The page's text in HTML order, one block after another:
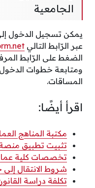
الجامعية
يمكن تسجيل الدخول
عبر الرّابط التالي
الضغط على الرّابط
ومتابعة خطوات
المساقات.
اقرأ أيضًا:
مكتبة المناهج
تثبيت تطبيق منصة
تخصصات كلية عمان
شروط الانتقال إلى
تكلفة دراسة